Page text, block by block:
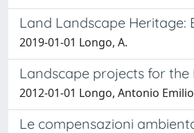
Land Landscape Heritage:
2019-01-01 Longo, A.
Landscape projects for
2012-01-01 Longo, Antonio
Le compensazioni